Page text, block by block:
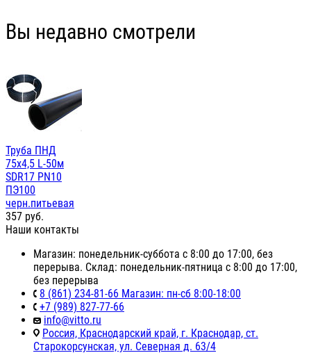
Вы недавно смотрели
Труба ПНД
75х4,5 L-50м
SDR17 PN10
ПЭ100
черн.питьевая
357 руб.
Наши контакты
Магазин: понедельник-суббота с 8:00 до 17:00, без
перерыва. Склад: понедельник-пятница с 8:00 до 17:00,
без перерыва
8 (861) 234-81-66 Магазин: пн-сб 8:00-18:00
+7 (989) 827-77-66
info@vitto.ru
Россия, Краснодарский край, г. Краснодар, ст.
Старокорсунская, ул. Северная д. 63/4